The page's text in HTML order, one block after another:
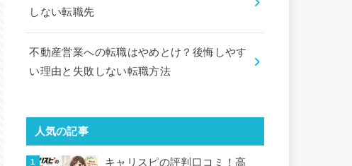
しない転職先
不動産営業への転職はやめとけ？後悔しやす
い理由と失敗しない転職方法
人気の記事
キャリスピの評判口コミ！高